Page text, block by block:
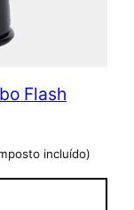
Flash
incluído)